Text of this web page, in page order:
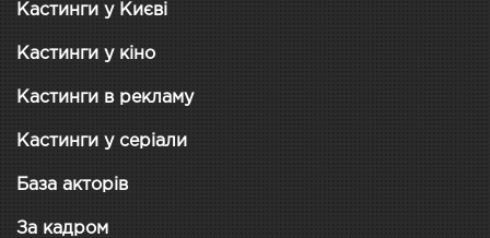
Кастинги у Києві
Кастинги у кіно
Кастинги в рекламу
Кастинги у серіали
База акторів
За кадром